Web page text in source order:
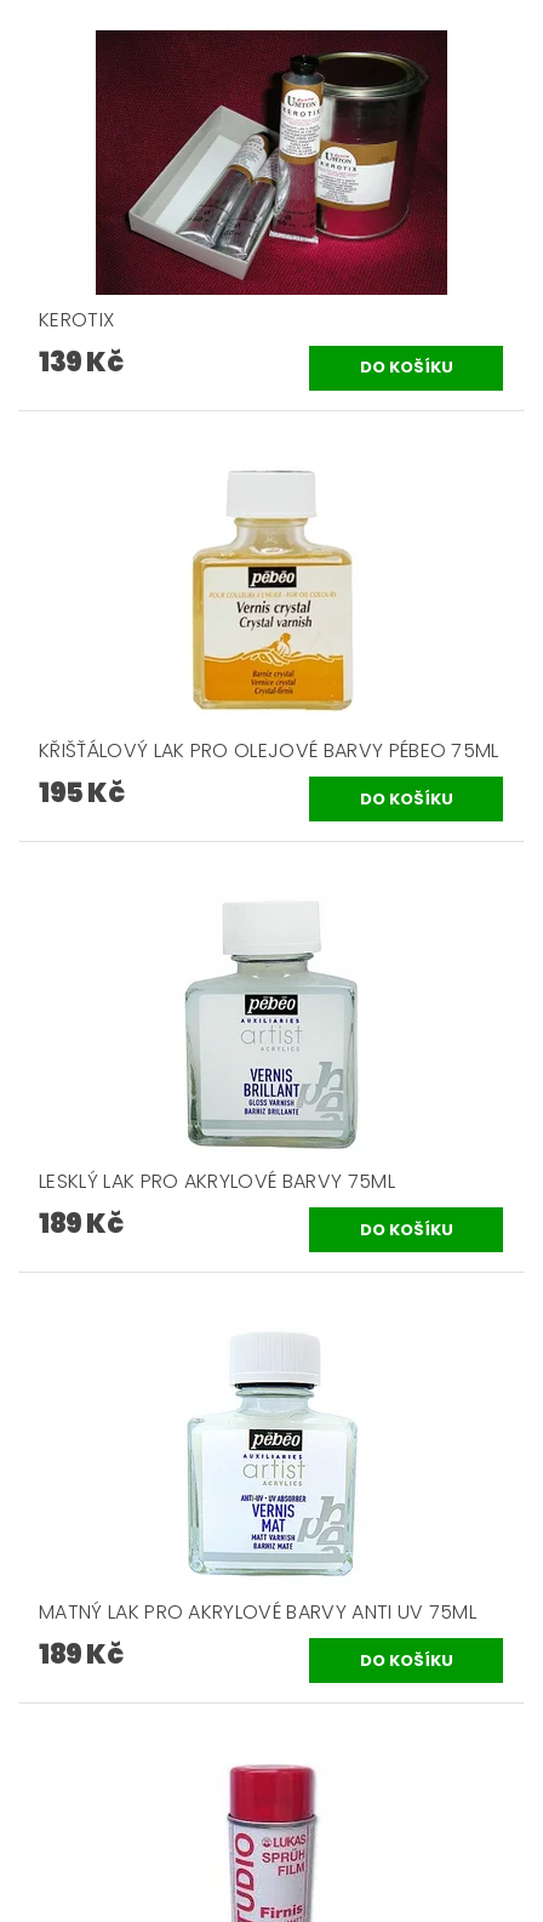
KEROTIX
139 Kč
KŘIŠŤÁLOVÝ LAK PRO OLEJOVÉ BARVY PÉBEO 75ML
195 Kč
LESKLÝ LAK PRO AKRYLOVÉ BARVY 75ML
189 Kč
MATNÝ LAK PRO AKRYLOVÉ BARVY ANTI UV 75ML
189 Kč